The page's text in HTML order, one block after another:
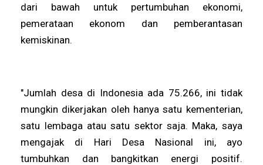
dari bawah untuk pertumbuhan ekonomi,
pemerataan ekonom dan pemberantasan
kemiskinan.
"Jumlah desa di Indonesia ada 75.266, ini tidak
mungkin dikerjakan oleh hanya satu kementerian,
satu lembaga atau satu sektor saja. Maka, saya
mengajak di Hari Desa Nasional ini, ayo
tumbuhkan dan bangkitkan energi positif.